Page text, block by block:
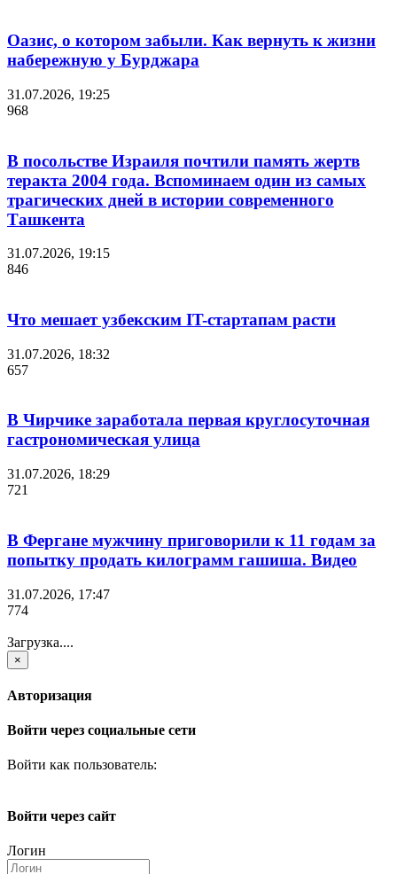
Оазис, о котором забыли. Как вернуть к жизни
набережную у Бурджара
31.07.2026, 19:25
968
В посольстве Израиля почтили память жертв
теракта 2004 года. Вспоминаем один из самых
трагических дней в истории современного
Ташкента
31.07.2026, 19:15
846
Что мешает узбекским IT-стартапам расти
31.07.2026, 18:32
657
В Чирчике заработала первая круглосуточная
гастрономическая улица
31.07.2026, 18:29
721
В Фергане мужчину приговорили к 11 годам за
попытку продать килограмм гашиша. Видео
31.07.2026, 17:47
774
Загрузка....
×
Авторизация
Войти через социальные сети
Войти как пользователь:
Войти через сайт
Логин